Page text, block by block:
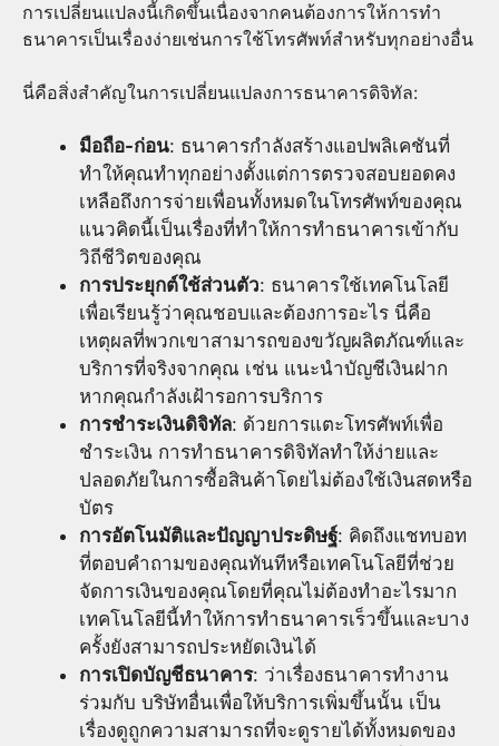
การเปลี่ยนแปลงนี้เกิดขึ้นเนื่องจากคนต้องการให้การทำ
ธนาคารเป็นเรื่องง่ายเช่นการใช้โทรศัพท์สำหรับทุกอย่างอื่น
นี่คือสิ่งสำคัญในการเปลี่ยนแปลงการธนาคารดิจิทัล:
มือถือ-ก่อน: ธนาคารกำลังสร้างแอปพลิเคชันที่
ทำให้คุณทำทุกอย่างตั้งแต่การตรวจสอบยอดคง
เหลือถึงการจ่ายเพื่อนทั้งหมดในโทรศัพท์ของคุณ
แนวคิดนี้เป็นเรื่องที่ทำให้การทำธนาคารเข้ากับ
วิถีชีวิตของคุณ
การประยุกต์ใช้ส่วนตัว: ธนาคารใช้เทคโนโลยี
เพื่อเรียนรู้ว่าคุณชอบและต้องการอะไร นี่คือ
เหตุผลที่พวกเขาสามารถของขวัญผลิตภัณฑ์และ
บริการที่จริงจากคุณ เช่น แนะนำบัญชีเงินฝาก
หากคุณกำลังเฝ้ารอการบริการ
การชำระเงินดิจิทัล: ด้วยการแตะโทรศัพท์เพื่อ
ชำระเงิน การทำธนาคารดิจิทัลทำให้ง่ายและ
ปลอดภัยในการซื้อสินค้าโดยไม่ต้องใช้เงินสดหรือ
บัตร
การอัตโนมัติและปัญญาประดิษฐ์: คิดถึงแชทบอท
ที่ตอบคำถามของคุณทันทีหรือเทคโนโลยีที่ช่วย
จัดการเงินของคุณโดยที่คุณไม่ต้องทำอะไรมาก
เทคโนโลยีนี้ทำให้การทำธนาคารเร็วขึ้นและบาง
ครั้งยังสามารถประหยัดเงินได้
การเปิดบัญชีธนาคาร: ว่าเรื่องธนาคารทำงาน
ร่วมกับ บริษัทอื่นเพื่อให้บริการเพิ่มขึ้นนั้น เป็น
เรื่องดูถูกความสามารถที่จะดูรายได้ทั้งหมดของ